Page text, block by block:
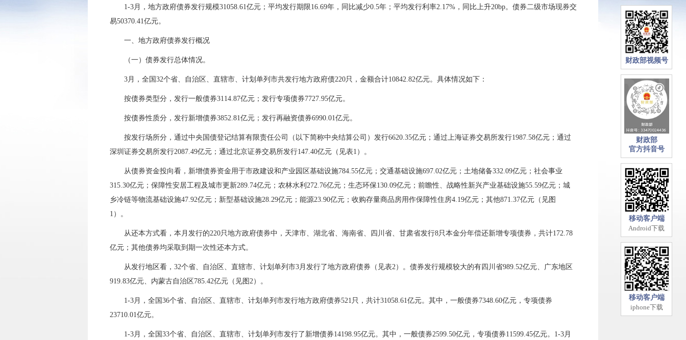
财政部视频号
财政部
官方抖音号
移动客户端
Android下载
移动客户端
iphone下载
1-3月，地方政府债券发行规模31058.61亿元；平均发行期限16.69年，同比减少0.5年；平均发行利率2.17%，同比上升20bp。债券二级市场现券交
易50370.41亿元。
一、 地方政府债券发行概况
（一）债券发行总体情况。
3月，全国32个省、自治区、直辖市、计划单列市共发行地方政府债220只，金额合计10842.82亿元。具体情况如下：
按债券类型分，发行一般债券3114.87亿元；发行专项债券7727.95亿元。
按债券性质分，发行新增债券3852.81亿元；发行再融资债券6990.01亿元。
按发行场所分，通过中央国债登记结算有限责任公司（以下简称中央结算公司）发行6620.35亿元；通过上海证券交易所发行1987.58亿元；通过
深圳证券交易所发行2087.49亿元； 通过北京证券交易所发行147.40亿元（见表1）。
从债券资金投向看，新增债券资金用于市政建设和产业园区基础设施784.55亿元；交通基础设施697.02亿元； 土地储备332.09亿元； 社会事业
315.30亿元；保障性安居工程及城市更新289.74亿元；农林水利 272.76亿元；生态环保130.09亿元；前瞻性、战略性新兴产业基础设施55.59亿元；城
乡冷链等物流基础设施47.92亿元； 新型基础设施28.29亿元；能源23.90亿元； 收购存量商品房用作保障性住房4.19亿元； 其他871.37亿元（见图
1）。
从还本方式看，本月发行的220只地方政府债券中， 天津市、湖北省、海南省、四川省、甘肃省发行8只本金分年偿还新增专项债券，共计172.78
亿元； 其他债券均采取到期一次性还本方式。
从发行地区看， 32个省、自治区、直辖市、计划单列市3月发行了地方政府债券（见表2）。债券发行规模较大的有四川省989.52亿元、广东地区
919.83亿元、内蒙古自治区785.42亿元（见图2）。
1-3月，全国 36个省、自治区、直辖市、计划单列市发行地方政府债券521只，共计31058.61亿元。其中，一般债券7348.60亿元，专项债券
23710.01亿元。
1-3月，全国 33个省、自治区、直辖市、计划单列市发行了新增债券14198.95亿元。其中，一般债券2599.50亿元，专项债券11599.45亿元。1-3月